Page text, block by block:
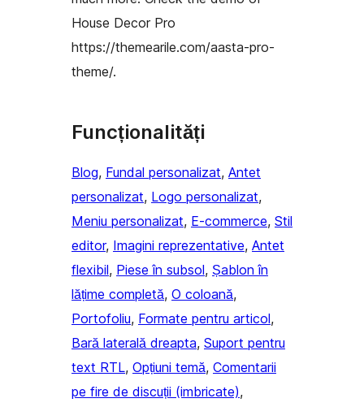
House Decor Pro
https://themearile.com/aasta-pro-
theme/.
Funcționalități
Blog, Fundal personalizat, Antet
personalizat, Logo personalizat
Meniu personalizat, E-commerce, Stil
editor, Imagini reprezentative, Antet
flexibil, Piese în subsol, Șablon în
lățime completă, O coloană
Portofoliu, Formate pentru articol
Bară laterală dreapta, Suport pentru
text RTL, Opțiuni temă, Comentarii
pe fire de discuții (imbricate)